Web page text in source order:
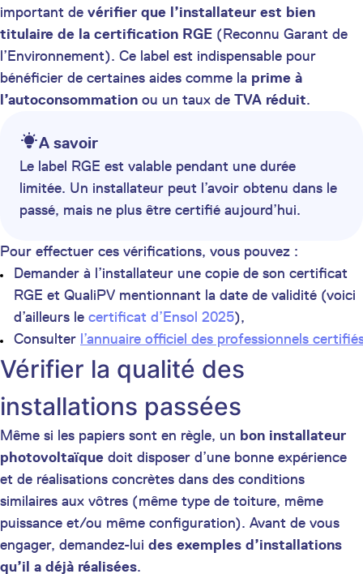
important de vérifier que l’installateur est bien
titulaire de la certification RGE (Reconnu Garant de
l’Environnement). Ce label est indispensable pour
bénéficier de certaines aides comme la prime à
l’autoconsommation ou un taux de TVA réduit.
A savoir
Le label RGE est valable pendant une durée
limitée. Un installateur peut l’avoir obtenu dans le
passé, mais ne plus être certifié aujourd’hui.
Pour effectuer ces vérifications, vous pouvez :
Demander à l’installateur une copie de son certificat
RGE et QualiPV mentionnant la date de validité (voici
d’ailleurs le certificat d’Ensol 2025),
Consulter l’annuaire officiel des professionnels
Vérifier la qualité des
installations passées
Même si les papiers sont en règle, un bon installateur
photovoltaïque doit disposer d’une bonne expérience
et de réalisations concrètes dans des conditions
similaires aux vôtres (même type de toiture, même
puissance et/ou même configuration). Avant de vous
engager, demandez-lui des exemples d’installations
qu’il a déjà réalisées.